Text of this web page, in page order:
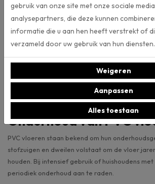
aangename temperatuurverdeling in huis.
presteren hier uitstekend. De vloer sluit strak
en laat warmte snel door. Meer weten over PVC
Bekijk dan ook onze paginaPVC en
Waarom PVC bij
Geschikt voor lage temperatuur verwarming
Energiebesparend door snelle
Geen opbolling of krimp bij
Onderhoud van PVC
PVC vloeren staan bekend om hun
stofzuigen en dweilen volstaat om de vloer
houden. Bij intensief gebruik of huishoudens
periodiek onderhoud aan te raden.
gebruik van onze site met onze sociale
analysepartners, die deze kunnen
informatie die u aan hen heeft verstrekt of
verzameld door uw gebruik van hun diensten.
Weigeren
Aanpassen
Alles toestaan